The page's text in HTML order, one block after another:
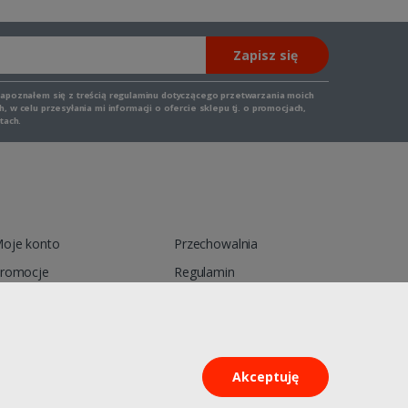
Akceptuję
Zapisz się
się z treścią regulaminu dotyczącego przetwarzania moich
w celu przesyłania mi informacji o ofercie sklepu tj. o promocjach,
konto
Przechowalnia
Regulamin